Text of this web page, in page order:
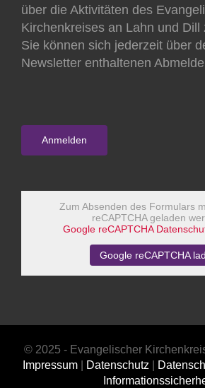
über die Aktivitäten des
Kirchenkreises an Lahn und Dill
Sie können sich jederzeit über
Newsletter enthaltenen
Zum Absenden des Formulars
reCAPTCHA geladen
Google reCAPTCHA
Google reCAPTCHA
© 2025 - Evangelischer
Impressum
Datenschutz